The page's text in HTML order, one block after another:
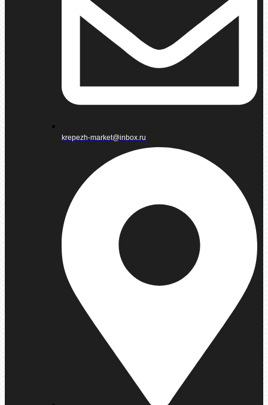
krepezh-market@inbox.ru